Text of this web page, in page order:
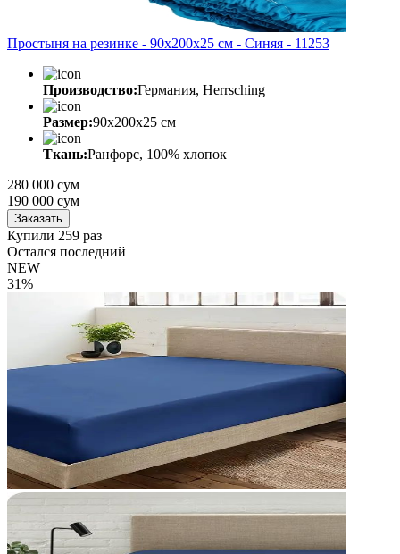
Простыня на резинке - 90x200x25 cм - Синяя - 11253
Производство:Германия, Herrsching
Размер:90x200x25 cм
Ткань:Ранфорс, 100% хлопок
280 000 сум
190 000 сум
Заказать
Купили 259 раз
Остался последний
NEW
31%